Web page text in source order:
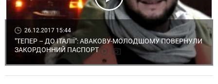
26.12.2017 15:44
"ТЕПЕР – ДО ІТАЛІЇ": АВАКОВУ-МОЛОДШОМУ ПОВЕРНУЛИ
ЗАКОРДОННИЙ ПАСПОРТ